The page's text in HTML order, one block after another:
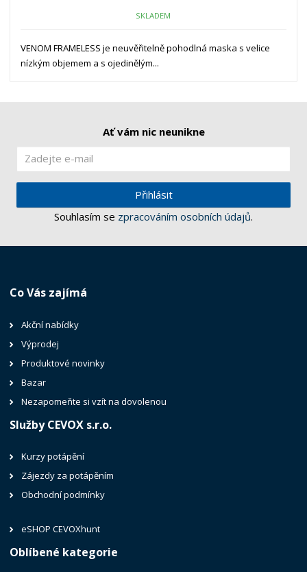
SKLADEM
VENOM FRAMELESS je neuvěřitelně pohodlná maska s velice
nízkým objemem a s ojedinělým...
Ať vám nic neunikne
Přihlásit
Souhlasím se zpracováním osobních údajů.
Co Vás zajímá
Akční nabídky
Výprodej
Produktové novinky
Bazar
Nezapomeňte si vzít na dovolenou
Služby CEVOX s.r.o.
Kurzy potápění
Zájezdy za potápěním
Obchodní podmínky
eSHOP CEVOXhunt
Oblíbené kategorie